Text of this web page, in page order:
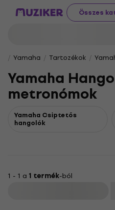
Összes
Yamaha Tartozékok
Yamaha
metronómok
Yamaha Csiptetős
hangolók
1 - 1 a 1 termék-ból